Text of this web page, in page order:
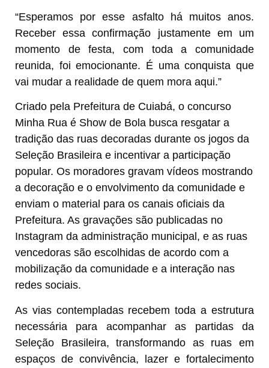
“Esperamos por esse asfalto há muitos anos.
Receber essa confirmação justamente em um
momento de festa, com toda a comunidade
reunida, foi emocionante. É uma conquista que
vai mudar a realidade de quem mora aqui.”
Criado pela Prefeitura de Cuiabá, o concurso
Minha Rua é Show de Bola busca resgatar a
tradição das ruas decoradas durante os jogos da
Seleção Brasileira e incentivar a participação
popular. Os moradores gravam vídeos mostrando
a decoração e o envolvimento da comunidade e
enviam o material para os canais oficiais da
Prefeitura. As gravações são publicadas no
Instagram da administração municipal, e as ruas
vencedoras são escolhidas de acordo com a
mobilização da comunidade e a interação nas
redes sociais.
As vias contempladas recebem toda a estrutura
necessária para acompanhar as partidas da
Seleção Brasileira, transformando as ruas em
espaços de convivência, lazer e fortalecimento